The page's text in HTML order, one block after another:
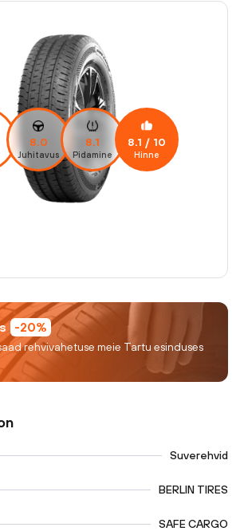
8.0
Juhitavus
8.1
Pidamine
8.1 / 10
Hinne
-20%
rehvivahetuse meie Tartu esinduses
Suverehvid
BERLIN TIRES
SAFE CARGO